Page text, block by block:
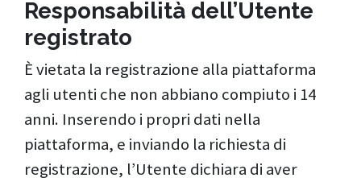
Responsabilità dell’Utente
registrato
È vietata la registrazione alla piattaforma
agli utenti che non abbiano compiuto i 14
anni. Inserendo i propri dati nella
piattaforma, e inviando la richiesta di
registrazione, l’Utente dichiara di aver